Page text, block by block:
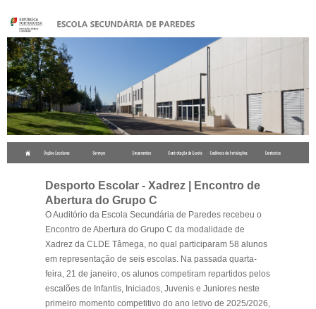
Desporto Escolar - Xadrez | Encontro de
Abertura do Grupo C
O Auditório da Escola Secundária de Paredes recebeu o
Encontro de Abertura do Grupo C da modalidade de
Xadrez da CLDE Tâmega, no qual participaram 58 alunos
em representação de seis escolas. Na passada quarta-
feira, 21 de janeiro, os alunos competiram repartidos pelos
escalões de Infantis, Iniciados, Juvenis e Juniores neste
primeiro momento competitivo do ano letivo de 2025/2026,